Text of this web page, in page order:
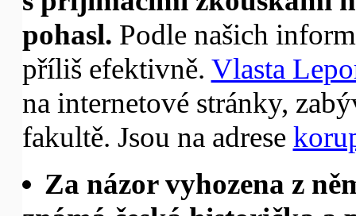
pohasl. Podle našich
příliš efektivně. Vlasta
na internetové stránky,
fakultě. Jsou na adrese
Za názor vyhozena z